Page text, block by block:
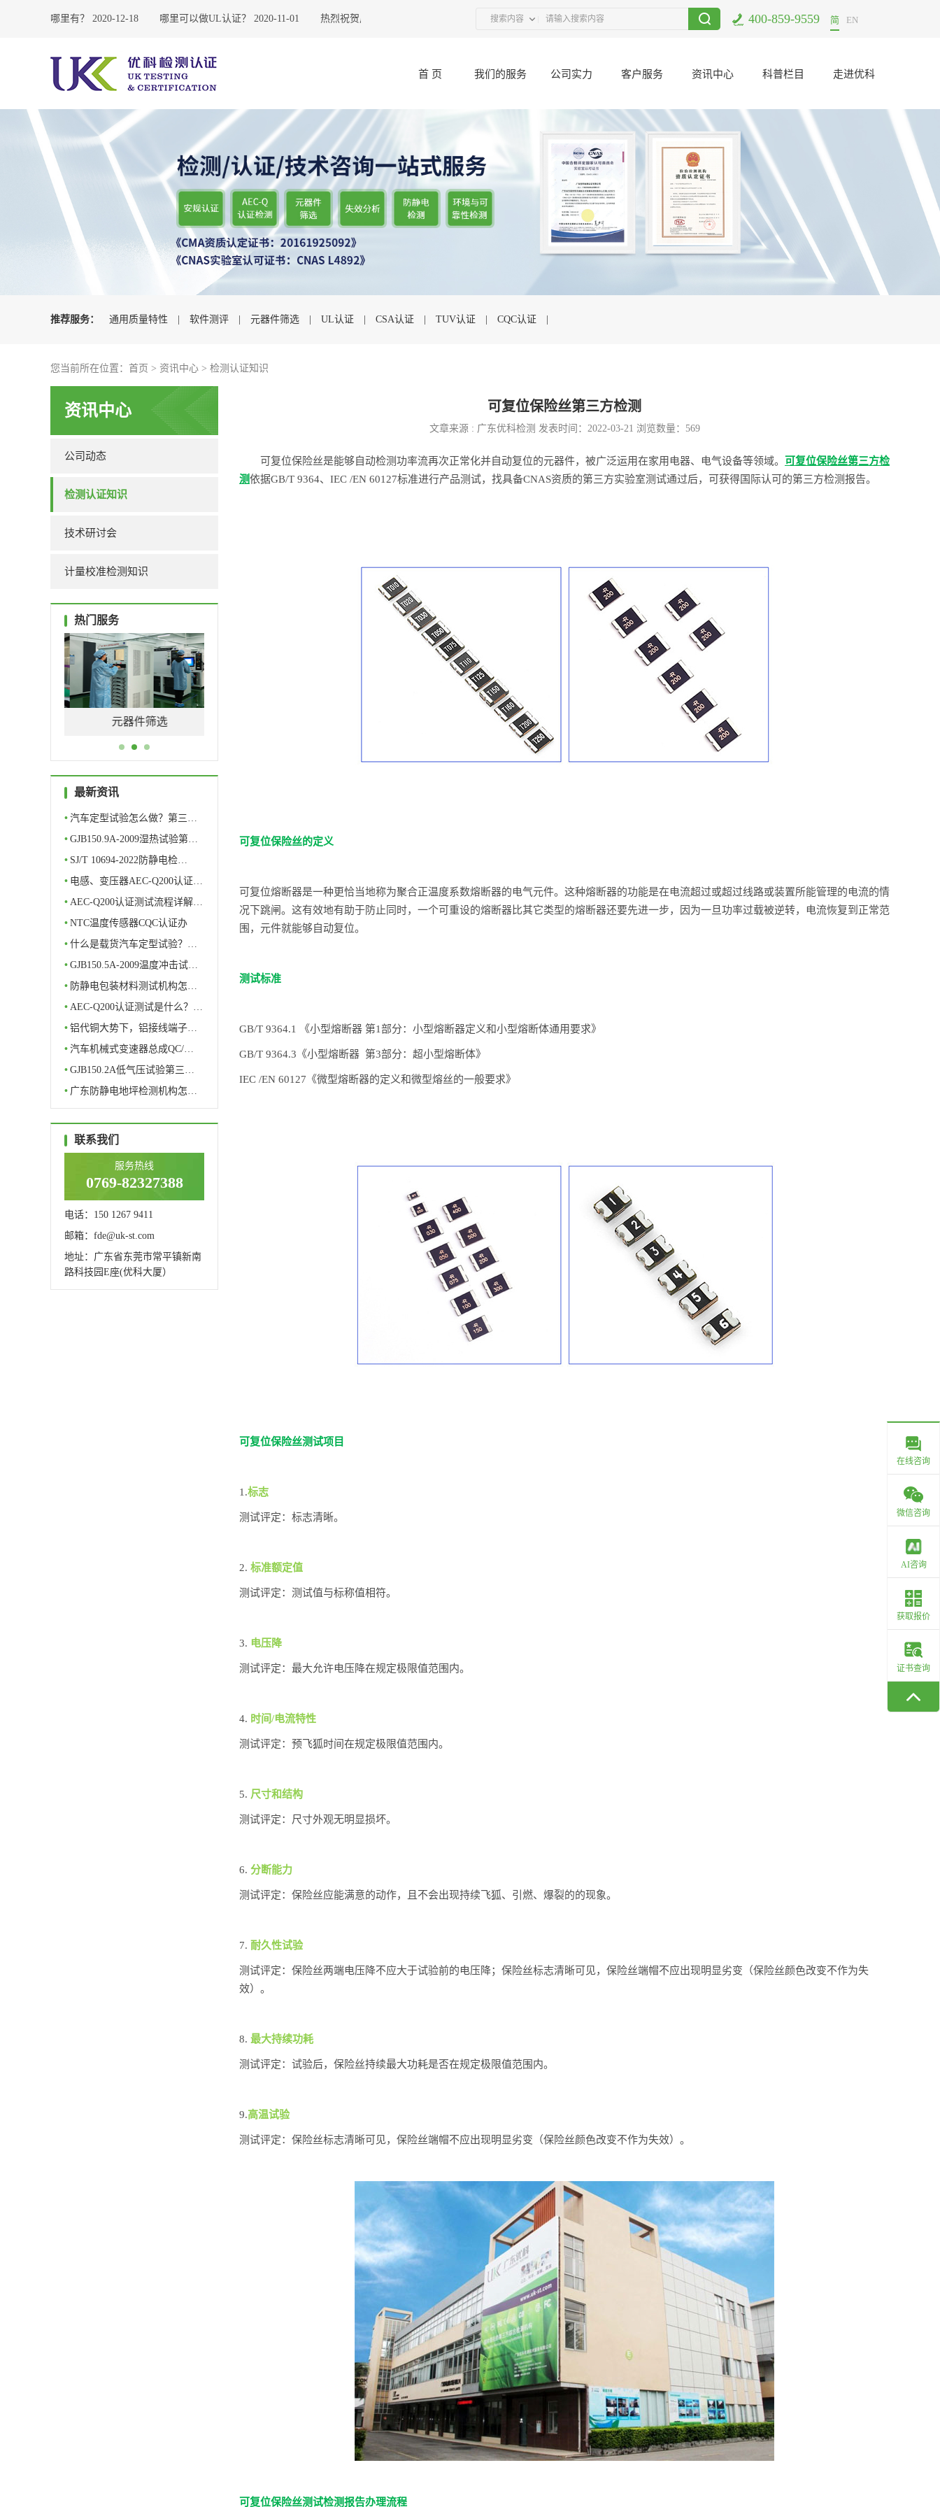
在线咨询
微信咨询
AI咨询
获取报价
证书查询
2020-12-18
司东莞哪里有？ 2020-11-01
哪里可以做UL认证？ 2017-12-11
热烈祝贺广东优科联合UL举办的“接插件产品技术研讨会”圆满结束 2021-06-23
电子元器件二次筛选哪里可以做？
400-859-9559 简 EN
搜索内容
首 页 我们的服务 公司实力 客户服务 资讯中心 科普栏目 走进优科
推荐服务： 通用质量特性 软件测评 元器件筛选 UL认证 CSA认证 TUV认证 CQC认证
您当前所在位置： 首页 > 资讯中心 > 检测认证知识
资讯中心
公司动态
检测认证知识
技术研讨会
计量校准检测知识
热门服务
软件测评
最新资讯
• 汽车定型试验怎么做？第三…
• GJB150.9A-2009湿热试验第…
• SJ/T 10694-2022防静电检…
• 电感、变压器AEC-Q200认证…
• AEC-Q200认证测试流程详解…
• NTC温度传感器CQC认证办
理…
• 什么是载货汽车定型试验？…
• GJB150.5A-2009温度冲击试…
• 防静电包装材料测试机构怎…
• AEC-Q200认证测试是什么？…
• 铝代铜大势下，铝接线端子…
• 汽车机械式变速器总成QC/…
• GJB150.2A低气压试验第三…
• 广东防静电地坪检测机构怎…
联系我们
服务热线
0769-82327388
电话：150 1267 9411
邮箱：fde@uk-st.com
地址：广东省东莞市常平镇新南
路科技园E座(优科大厦）
可复位保险丝第三方检测
文章来源 : 广东优科检测 发表时间：2022-03-21 浏览数量： 569
可复位保险丝是能够自动检测功率流再次正常化并自动复位的元器件，被广泛运用在家用电器、电气设备等领域。 可复位保险丝第三方检
测依据GB/T 9364、IEC /EN 60127标准进行产品测试，找具备CNAS资质的第三方实验室测试通过后，可获得国际认可的第三方检测报告。
可复位保险丝的定义
可复位熔断器是一种更恰当地称为聚合正温度系数熔断器的电气元件。这种熔断器的功能是在电流超过或超过线路或装置所能管理的电流的情
况下跳闸。这有效地有助于防止同时，一个可重设的熔断器比其它类型的熔断器还要先进一步，因为一旦功率过载被逆转，电流恢复到正常范
围，元件就能够自动复位。
测试标准
GB/T 9364.1 《小型熔断器 第1部分：小型熔断器定义和小型熔断体通用要求》
GB/T 9364.3《小型熔断器 第3部分：超小型熔断体》
IEC /EN 60127《微型熔断器的定义和微型熔丝的一般要求》
可复位保险丝测试项目
1.标志
测试评定：标志清晰。
2. 标准额定值
测试评定：测试值与标称值相符。
3. 电压降
测试评定：最大允许电压降在规定极限值范围内。
4. 时间/电流特性
测试评定：预飞狐时间在规定极限值范围内。
5. 尺寸和结构
测试评定：尺寸外观无明显损坏。
6. 分断能力
测试评定：保险丝应能满意的动作，且不会出现持续飞狐、引燃、爆裂的的现象。
7. 耐久性试验
测试评定：保险丝两端电压降不应大于试验前的电压降；保险丝标志清晰可见，保险丝端帽不应出现明显劣变（保险丝颜色改变不作为失
效）。
8. 最大持续功耗
测试评定：试验后，保险丝持续最大功耗是否在规定极限值范围内。
9.高温试验
测试评定：保险丝标志清晰可见，保险丝端帽不应出现明显劣变（保险丝颜色改变不作为失效）。
可复位保险丝测试检测报告办理流程